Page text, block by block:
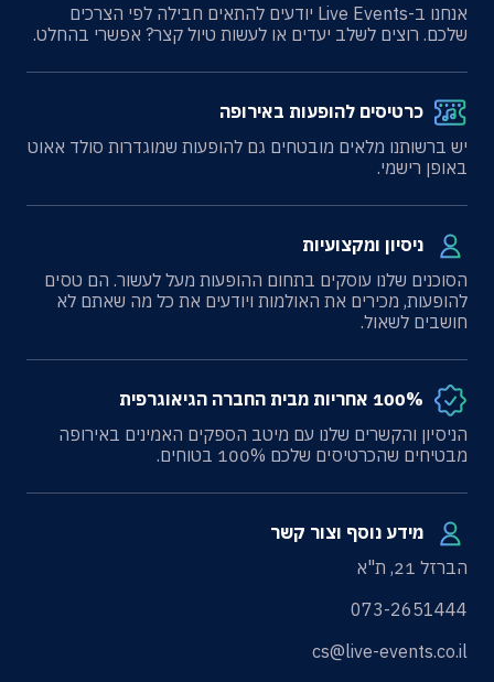
אנחנו ב-Live Events יודעים להתאים חבילה לפי הצרכים
שלכם. רוצים לשלב יעדים או לעשות טיול קצר? אפשרי בהחלט.
כרטיסים להופעות באירופה
יש ברשותנו מלאים מובטחים גם להופעות שמוגדרות סולד אאוט
באופן רישמי.
ניסיון ומקצועיות
הסוכנים שלנו עוסקים בתחום ההופעות מעל לעשור. הם טסים
להופעות, מכירים את האולמות ויודעים את כל מה שאתם לא
חושבים לשאול.
100% אחריות מבית החברה הגיאוגרפית
הניסיון והקשרים שלנו עם מיטב הספקים האמינים באירופה
מבטיחים שהכרטיסים שלכם 100% בטוחים.
מידע נוסף וצור קשר
הברזל 21, ת"א
073-2651444
cs@live-events.co.il